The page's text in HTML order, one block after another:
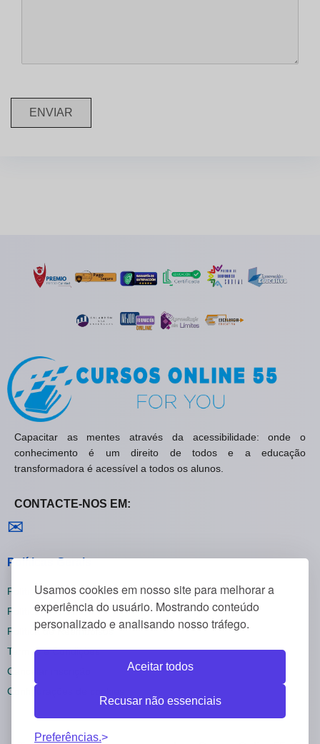
Usamos cookies em nosso site para melhorar a
experiência do usuário. Mostrando conteúdo
personalizado e analisando nosso tráfego.
Aceitar todos
Recusar não essenciais
Preferências.
ENVIAR
Capacitar as mentes através da acessibilidade: onde o
conhecimento é um direito de todos e a educação
transformadora é acessível a todos os alunos.
CONTACTE-NOS EM:
✉
Políticas Gerais
Política de Privacidade
Política de Cookies
Política de Reembolsos
Termos e Condições
Cancelar inscrição
Configurações de cookies